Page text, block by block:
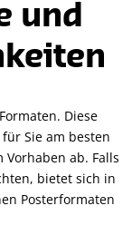
und
Diese
Sie am besten
ab. Falls
bietet sich in
Posterformaten